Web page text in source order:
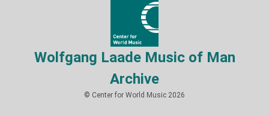
Wolfgang Laade Music of Man
Archive
© Center for World Music 2026